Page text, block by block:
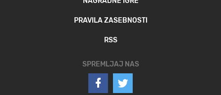
PRAVILA ZASEBNOSTI
RSS
SPREMLJAJ NAS